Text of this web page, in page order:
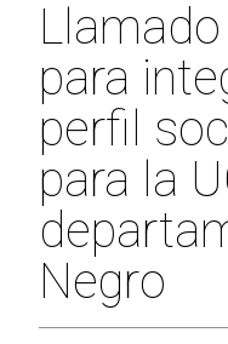
para
perfil
para la
Negro